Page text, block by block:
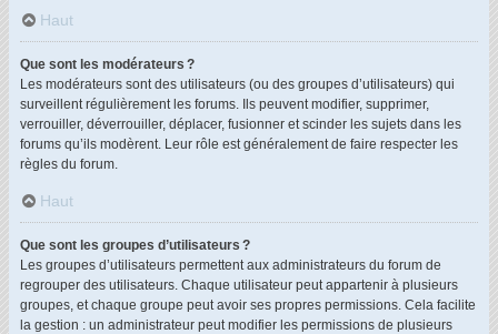
Haut
Que sont les modérateurs ?
Les modérateurs sont des utilisateurs (ou des groupes d’utilisateurs) qui
surveillent régulièrement les forums. Ils peuvent modifier, supprimer,
verrouiller, déverrouiller, déplacer, fusionner et scinder les sujets dans les
forums qu’ils modèrent. Leur rôle est généralement de faire respecter les
règles du forum.
Haut
Que sont les groupes d’utilisateurs ?
Les groupes d’utilisateurs permettent aux administrateurs du forum de
regrouper des utilisateurs. Chaque utilisateur peut appartenir à plusieurs
groupes, et chaque groupe peut avoir ses propres permissions. Cela facilite
la gestion : un administrateur peut modifier les permissions de plusieurs